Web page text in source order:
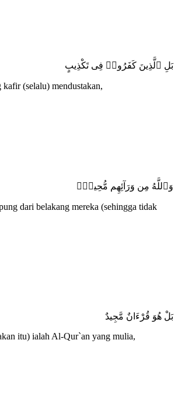
بَلِ ٱلَّذِينَ كَفَرُوا۟ فِى تَكْذِيبٍ
(selalu) mendustakan,
وَٱللَّهُ مِن وَرَآئِهِم مُّحِيطٌۢ
dari belakang mereka (sehingga tidak
بَلْ هُوَ قُرْءَانٌ مَّجِيدٌ
itu) ialah Al-Qur`an yang mulia,